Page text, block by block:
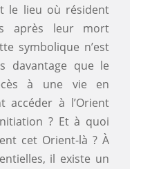
le lieu où résident
après leur mort
symbolique n’est
davantage que le
à une vie en
accéder à l’Orient
? Et à quoi
cet Orient-là ? À
il existe un